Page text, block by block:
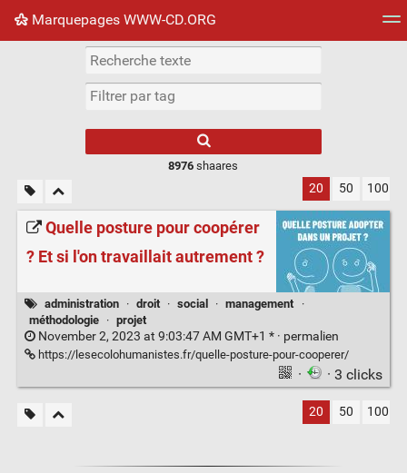
Marquepages WWW-CD.ORG
Nuage de tags Mur d'images
8976 shaares
20 50 100
Quelle posture pour coopérer
? Et si l'on travaillait autrement ?
administration · droit · social · management
·
méthodologie
· projet
November 2, 2023 at 9:03:47 AM GMT+1 * · permalien
https://lesecolohumanistes.fr/quelle-posture-pour-cooperer/
· · 3 clicks
20 50 100